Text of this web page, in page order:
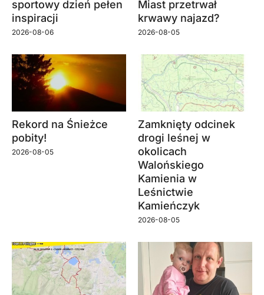
sportowy dzień pełen
inspiracji
2026-08-06
Miast przetrwał
krwawy najazd?
2026-08-05
Rekord na Śnieżce
pobity!
2026-08-05
Zamknięty odcinek
drogi leśnej w
okolicach
Walońskiego
Kamienia w
Leśnictwie
Kamieńczyk
2026-08-05